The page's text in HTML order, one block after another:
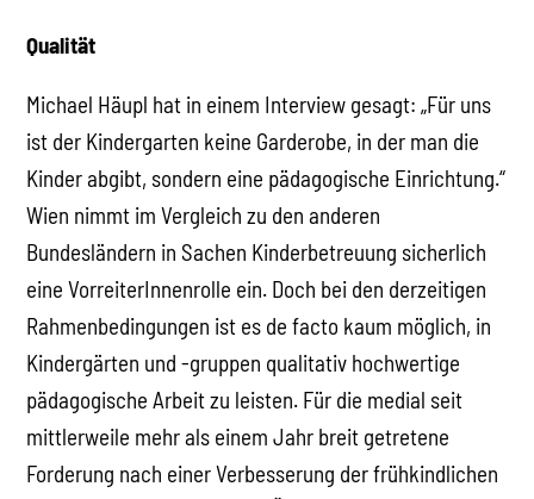
Qualität
Michael Häupl hat in einem Interview gesagt: „Für uns
ist der Kindergarten keine Garderobe, in der man die
Kinder abgibt, sondern eine pädagogische Einrichtung.“
Wien nimmt im Vergleich zu den anderen
Bundesländern in Sachen Kinderbetreuung sicherlich
eine VorreiterInnenrolle ein. Doch bei den derzeitigen
Rahmenbedingungen ist es de facto kaum möglich, in
Kindergärten und -gruppen qualitativ hochwertige
pädagogische Arbeit zu leisten. Für die medial seit
mittlerweile mehr als einem Jahr breit getretene
Forderung nach einer Verbesserung der frühkindlichen